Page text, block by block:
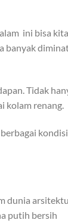
ini bisa kita
banyak
Tidak
kolam renang.
kondisi
dunia
putih bersih